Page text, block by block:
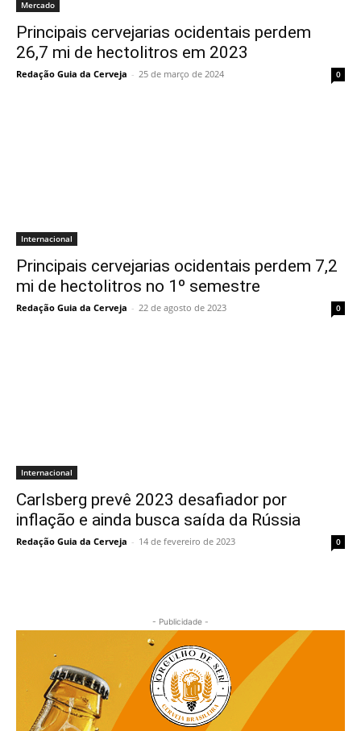
Mercado
Principais cervejarias ocidentais perdem
26,7 mi de hectolitros em 2023
Redação Guia da Cerveja - 25 de março de 2024 0
Internacional
Principais cervejarias ocidentais perdem 7,2
mi de hectolitros no 1º semestre
Redação Guia da Cerveja - 22 de agosto de 2023 0
Internacional
Carlsberg prevê 2023 desafiador por
inflação e ainda busca saída da Rússia
Redação Guia da Cerveja - 14 de fevereiro de 2023 0
- Publicidade -